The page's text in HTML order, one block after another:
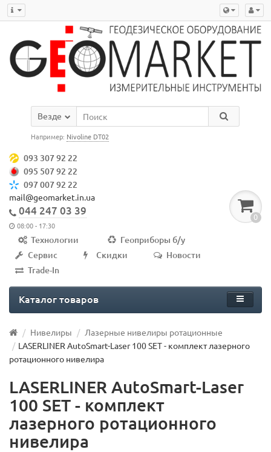
Везде
Например: Nivoline DT02
093 307 92 22
095 507 92 22
097 007 92 22
mail@geomarket.in.ua
044 247 03 39
08:00 - 17:30
0
Технологии
Геоприборы б/у
Сервис
Скидки
Новости
Trade-In
Каталог товаров
Нивелиры
Лазерные нивелиры ротационные
LASERLINER AutoSmart-Laser 100 SET - комплект лазерного
ротационного нивелира
LASERLINER AutoSmart-Laser
100 SET - комплект
лазерного ротационного
нивелира